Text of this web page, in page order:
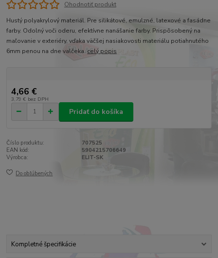
Ohodnotiť produkt
Hustý polyakrylový materiál. Pre silikátové, emulzné, latexové a fasádne
farby. Odolný voči oderu, efektívne nanášanie farby. Prispôsobený na
maľovanie v exteriéry, vďaka väčšej nasiakovosti materiálu potiahnutého
6mm penou na dne valčeka. celý popis
4,66 €
3,79 € bez DPH
Pridať do košíka
Číslo produktu:
707525
EAN kód:
5904215706649
Výrobca:
ELIT-SK
Do obľúbených
Kompletné špecifikácie